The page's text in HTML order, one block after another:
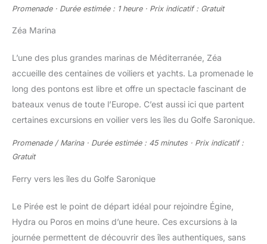
Promenade · Durée estimée : 1 heure · Prix indicatif : Gratuit
Zéa Marina
L’une des plus grandes marinas de Méditerranée, Zéa
accueille des centaines de voiliers et yachts. La promenade le
long des pontons est libre et offre un spectacle fascinant de
bateaux venus de toute l’Europe. C’est aussi ici que partent
certaines excursions en voilier vers les îles du Golfe Saronique.
Promenade / Marina · Durée estimée : 45 minutes · Prix indicatif :
Gratuit
Ferry vers les îles du Golfe Saronique
Le Pirée est le point de départ idéal pour rejoindre Égine,
Hydra ou Poros en moins d’une heure. Ces excursions à la
journée permettent de découvrir des îles authentiques, sans